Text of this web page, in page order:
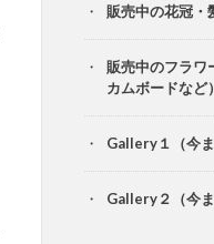
販売中の花冠・
販売中のフラワ
カムボードなど）
Gallery１（今ま
Gallery２（今